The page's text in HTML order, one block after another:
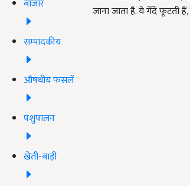
बाजार
सम्पादकीय
औषधीय फसलें
पशुपालन
खेती-बाड़ी
जाना जाता है. ये गेंदें